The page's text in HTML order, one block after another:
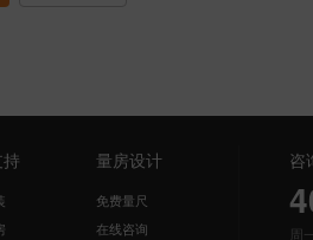
量房设计
免费量尺
在线咨询
咨
周